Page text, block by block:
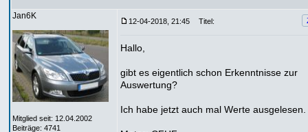
Jan6K
Mitglied seit: 12.04.2002
Beiträge: 4741
12-04-2018, 21:45 Titel:
Hallo,
gibt es eigentlich schon Erkenntnisse zur
Auswertung?
Ich habe jetzt auch mal Werte ausgelesen.